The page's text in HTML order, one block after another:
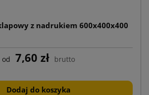
z nadrukiem 600x400x400
od 7,60 zł brutto
Dodaj do koszyka